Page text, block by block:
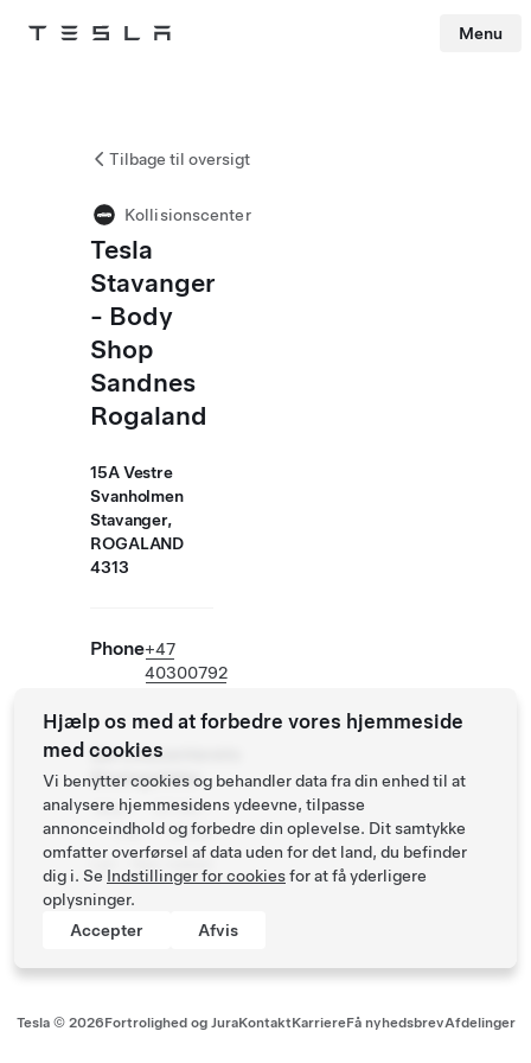
Tesla Menu
Tilbage til oversigt
Kollisionscenter
Tesla
Stavanger
- Body
Shop
Sandnes
Rogaland
15A Vestre
Svanholmen
Stavanger,
ROGALAND
4313
Phone+47
40300792
Servicecenterets
åbningstider
Man -
Fre
07:00 -
16:00
Lør - Søn lukket
Tesla © 2026Fortrolighed og JuraKontaktKarriereFå nyhedsbrevAfdelinger
Hjælp os med at forbedre vores hjemmeside
med cookies
Vi benytter cookies og behandler data fra din enhed til at
analysere hjemmesidens ydeevne, tilpasse
annonceindhold og forbedre din oplevelse. Dit samtykke
omfatter overførsel af data uden for det land, du befinder
dig i. Se Indstillinger for cookiesfor at få yderligere
oplysninger.
Accepter
Afvis